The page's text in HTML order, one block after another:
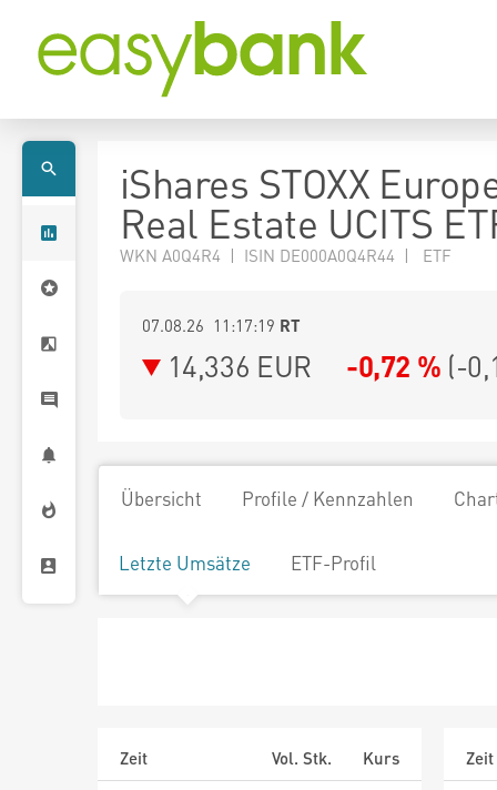
iShares STOXX
Real Estate UCITS
WKN A0Q4R4 | ISIN DE000A0Q4R44 | ETF
07.08.26 11:17:19 RT
14,336 EUR -0,72 % (-
Übersicht Profile / Kennzahlen
Letzte Umsätze ETF-Profil
Zeit Vol. Stk.
Kurs
Zeit